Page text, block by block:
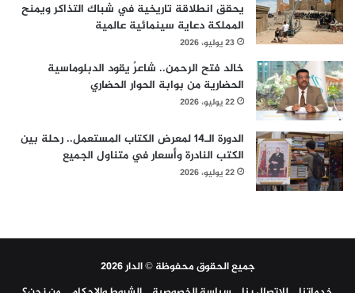
يحقق انطلاقة تاريخية في شباك التذاكر ويمنح
المملكة دعاية سينمائية عالمية
23 يوليو، 2026
خالد فتح الرحمن.. شاعرٌ يقود الدبلوماسية
الحضارية من بوابة الحوار الحضاري
22 يوليو، 2026
الدورة الـ14 لمعرض الكتاب المستعمل.. رحلة بين
الكتب النادرة وأسعار في متناول الجميع
22 يوليو، 2026
جميع الحقوق محفوظة © الدار 2026